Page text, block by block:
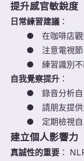
提升感官敏銳度
日常練習建議 ：
●
在咖啡店
●
注意電視
●
練習識別
自我覺察提升 ：
●
錄音分析
●
請朋友提
●
定期檢視
建立個人影響力
真誠性的重要 ：